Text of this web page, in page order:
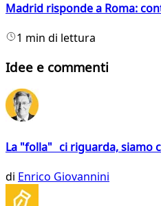
Madrid risponde a Roma:
1 min di lettura
Idee e commenti
La "folla" ci riguarda, siamo
di Enrico Giovannini